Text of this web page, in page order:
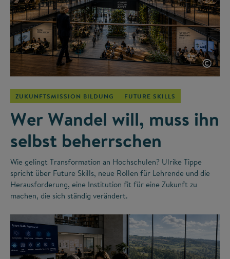
©
ZUKUNFTSMISSION BILDUNG FUTURE SKILLS
Wer Wandel will, muss ihn
selbst beherrschen
Wie gelingt Transformation an Hochschulen? Ulrike Tippe
spricht über Future Skills, neue Rollen für Lehrende und die
Herausforderung, eine Institution fit für eine Zukunft zu
machen, die sich ständig verändert.